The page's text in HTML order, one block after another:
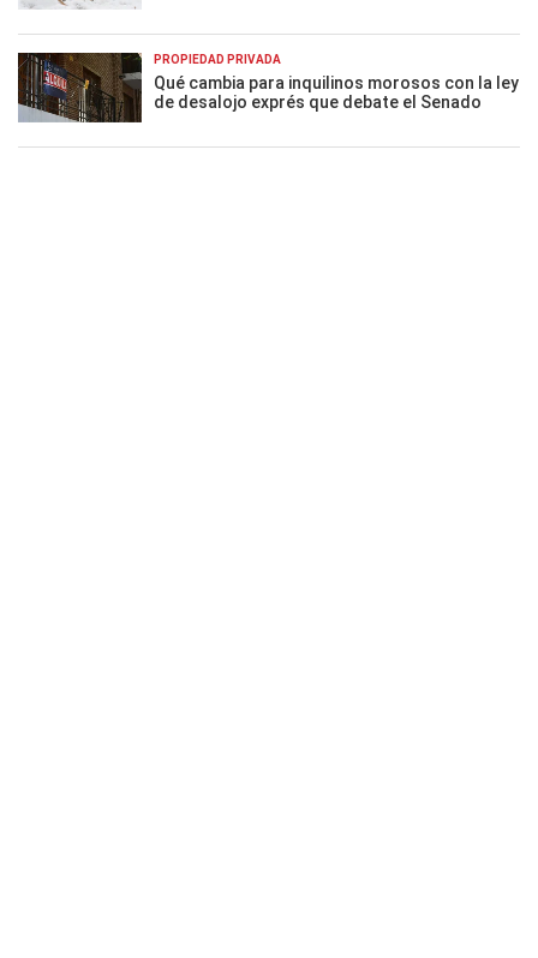
PROPIEDAD PRIVADA
Qué cambia para inquilinos morosos con la ley
de desalojo exprés que debate el Senado